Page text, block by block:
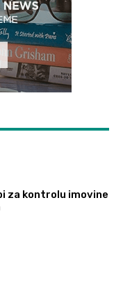
za kontrolu imovine